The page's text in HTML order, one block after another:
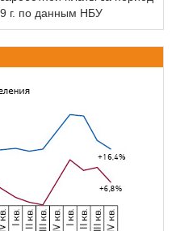
г. по данным НБУ